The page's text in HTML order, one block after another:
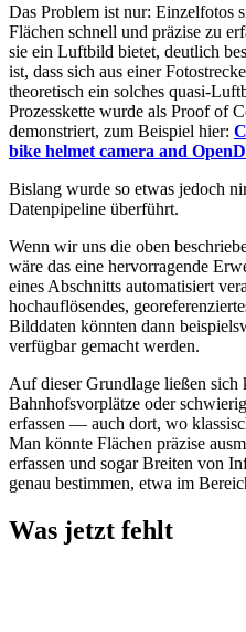
Das Problem ist nur: Einzelfotos
Flächen schnell und präzise zu
sie ein Luftbild bietet, deutlich
ist, dass sich aus einer
theoretisch ein solches quasi-
Prozesskette wurde als Proof of
demonstriert, zum Beispiel hier:
bike helmet camera and
Bislang wurde so etwas jedoch
Datenpipeline überführt.
Wenn wir uns die oben
wäre das eine hervorragende
eines Abschnitts automatisiert
hochauflösendes,
Bilddaten könnten dann
verfügbar gemacht werden.
Auf dieser Grundlage ließen sich
Bahnhofsvorplätze oder
erfassen — auch dort, wo
Man könnte Flächen präzise
erfassen und sogar Breiten von
genau bestimmen, etwa im
Was jetzt fehlt